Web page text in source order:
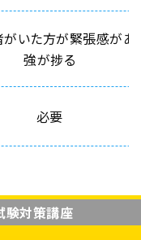
いた方が緊張感があ
強が捗る
必要
対策講座